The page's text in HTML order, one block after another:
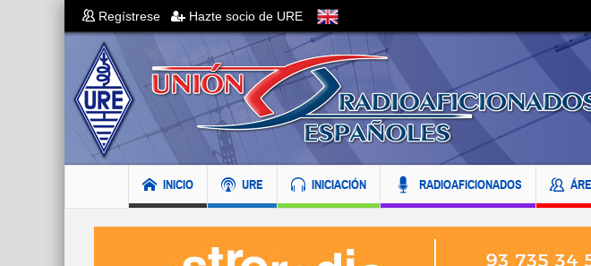
Regístrese Hazte socio de URE
INICIO URE INICIACIÓN RADIOAFICIONADOS